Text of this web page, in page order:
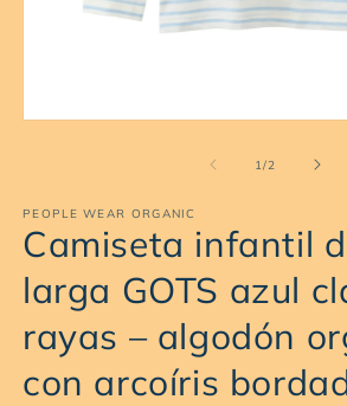
una
ventana
modal
1/de
2
PEOPLE WEAR ORGANIC
Camiseta infantil
larga GOTS azul
rayas – algodón
con arcoíris